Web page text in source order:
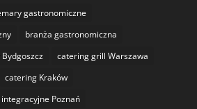
gastronomiczne
branża gastronomiczna
catering grill Warszawa
catering Kraków
Poznań